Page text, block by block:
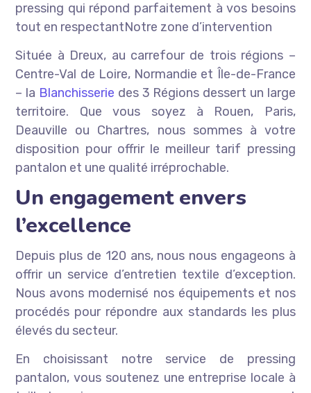
pressing qui répond parfaitement à vos besoins
tout en respectantNotre zone d’intervention
Située à Dreux, au carrefour de trois régions –
Centre-Val de Loire, Normandie et Île-de-France
– la Blanchisserie des 3 Régions dessert un large
territoire. Que vous soyez à Rouen, Paris,
Deauville ou Chartres, nous sommes à votre
disposition pour offrir le meilleur tarif pressing
pantalon et une qualité irréprochable.
Un engagement envers
l’excellence
Depuis plus de 120 ans, nous nous engageons à
offrir un service d’entretien textile d’exception.
Nous avons modernisé nos équipements et nos
procédés pour répondre aux standards les plus
élevés du secteur.
En choisissant notre service de pressing
pantalon, vous soutenez une entreprise locale à